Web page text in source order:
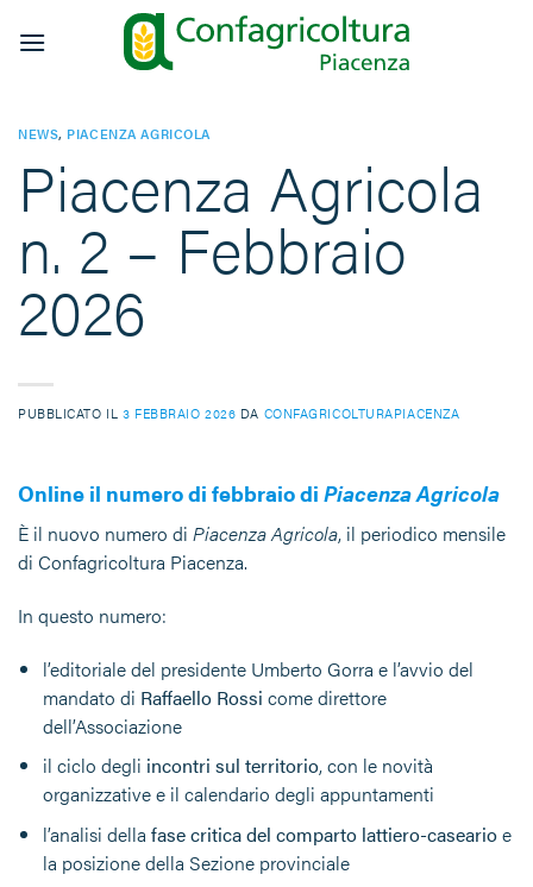
NEWS, PIACENZA AGRICOLA
Piacenza Agricola
n. 2 – Febbraio
2026
PUBBLICATO IL 3 FEBBRAIO 2026 DA CONFAGRICOLTURAPIACENZA
Online il numero di febbraio di Piacenza Agricola
È il nuovo numero di Piacenza Agricola, il periodico mensile
di Confagricoltura Piacenza.
In questo numero:
l’editoriale del presidente Umberto Gorra e l’avvio del
mandato di Raffaello Rossi come direttore
dell’Associazione
il ciclo degli incontri sul territorio, con le novità
organizzative e il calendario degli appuntamenti
l’analisi della fase critica del comparto lattiero-casearioe
la posizione della Sezione provinciale